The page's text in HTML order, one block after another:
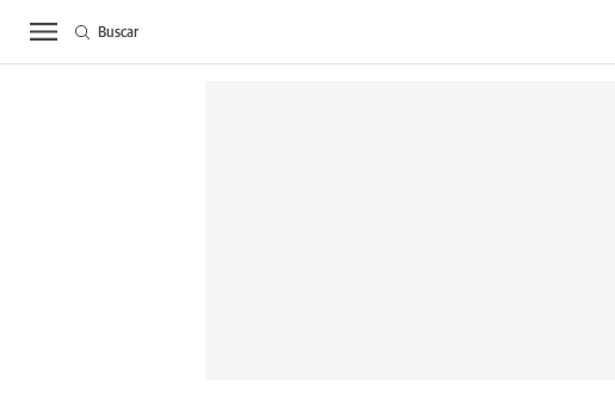
ACTUALIDAD BIERZO
Buscar